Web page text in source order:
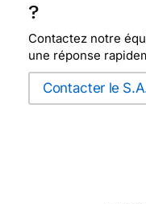
?
Contactez notre
une réponse
Contacter le